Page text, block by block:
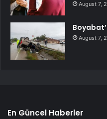
August 7,
August 7,
En Güncel Haberler